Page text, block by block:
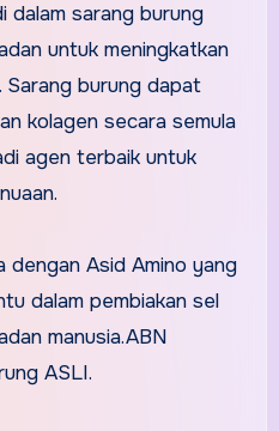
dalam sarang burung
untuk meningkatkan
Sarang burung dapat
kolagen secara semula
agen terbaik untuk
dengan Asid Amino yang
dalam pembiakan sel
manusia.ABN
ASLI.